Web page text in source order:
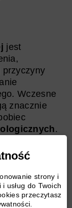
strony i
usług do Twoich
przeczytasz
jest
przyczyny
Wczesne
znacznie
.
są